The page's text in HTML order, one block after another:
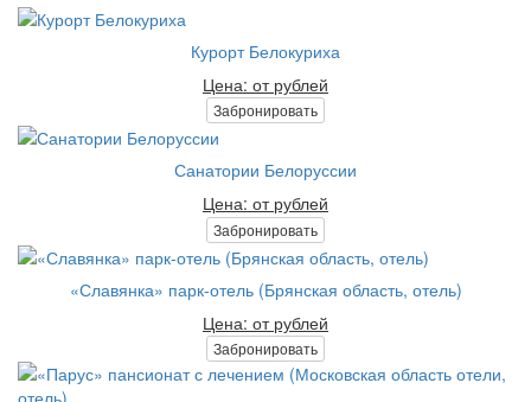
Курорт Белокуриха
Цена: от рублей
Забронировать
Санатории Белоруссии
Цена: от рублей
Забронировать
«Славянка» парк-отель (Брянская область, отель)
Цена: от рублей
Забронировать